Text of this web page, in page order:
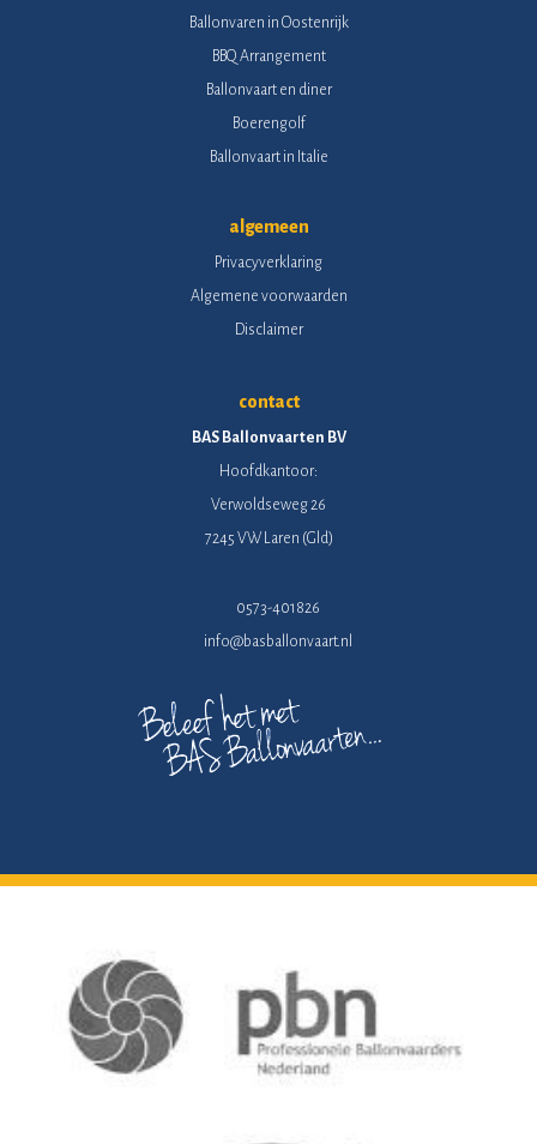
Ballonvaren in Oostenrijk
BBQ Arrangement
Ballonvaart en diner
Boerengolf
Ballonvaart in Italie
algemeen
Privacyverklaring
Algemene voorwaarden
Disclaimer
contact
BAS Ballonvaarten BV
Hoofdkantoor:
Verwoldseweg 26
7245 VW Laren (Gld)
0573-401826
info@basballonvaart.nl